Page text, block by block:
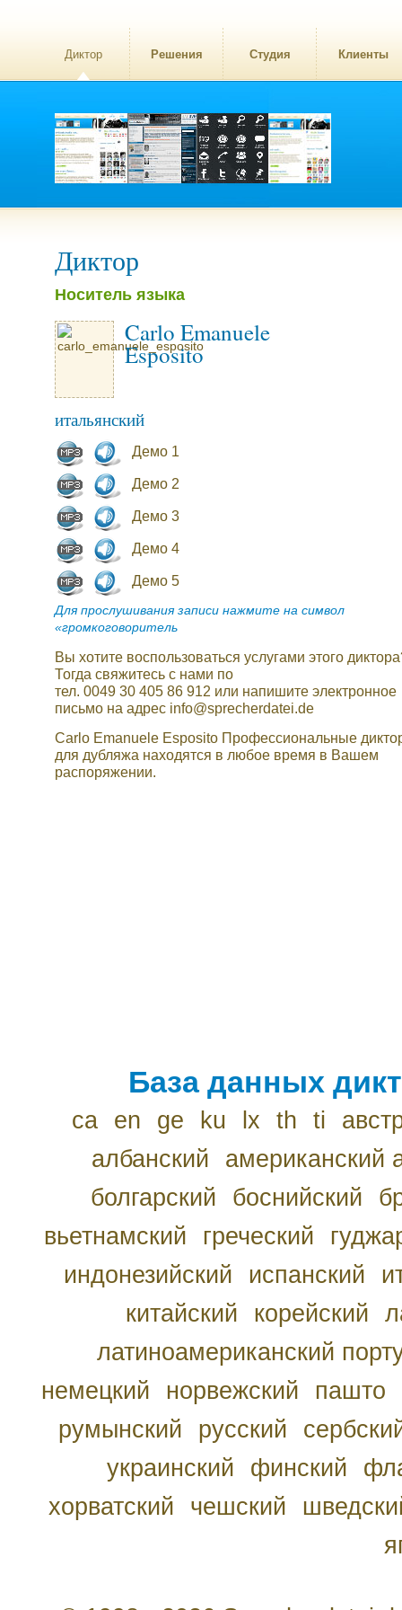
Диктор Решения Студия Клиенты
Диктор
Носитель языка
Carlo Emanuele
Esposito
итальянский
Демо 1
Демо 2
Демо 3
Демо 4
Демо 5
Для прослушивания записи нажмите на символ
«громкоговоритель
Вы хотите воспользоваться услугами этого
Тогда свяжитесь с нами по
тел. 0049 30 405 86 912 или напишите электронное
письмо на адрес info@sprecherdatei.de
Carlo Emanuele Esposito Профессиональные
для дубляжа находятся в любое время в Вашем
распоряжении.
База данных
ca en ge ku lx th ti
албанский
американский
болгарский
боснийский
вьетнамский
греческий
индонезийский
испанский
китайский
корейский
латиноамериканский
немецкий
норвежский
пашто
румынский
русский
украинский
финский
хорватский
чешский